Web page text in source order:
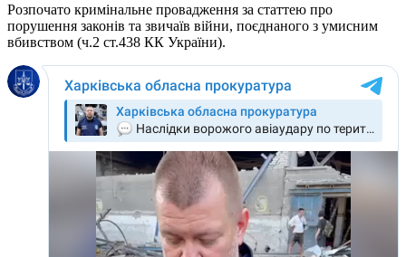
Розпочато кримінальне провадження за статтею про
порушення законів та звичаїв війни, поєднаного з умисним
вбивством (ч.2 ст.438 КК України).